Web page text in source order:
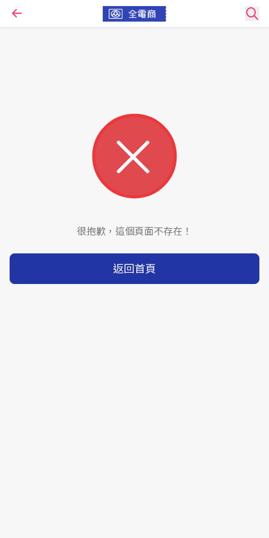
很抱歉，這個頁面不存在！
返回首頁